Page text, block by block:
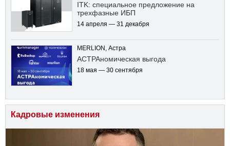
ITK: специальное предложение на
трехфазные ИБП
14 апреля — 31 декабря
MERLION, Астра
АСТРАномическая выгода
18 мая — 30 сентября
Кадровые изменения